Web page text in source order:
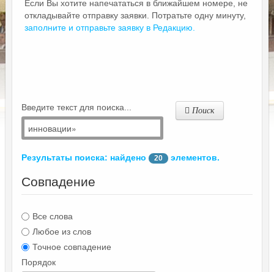
Если Вы хотите напечататься в ближайшем номере, не
откладывайте отправку заявки. Потратьте одну минуту,
заполните и отправьте заявку в Редакцию.
Введите текст для поиска... Поиск
Результаты поиска: найдено 20 элементов.
Совпадение
Все слова
Любое из слов
Точное совпадение
Порядок